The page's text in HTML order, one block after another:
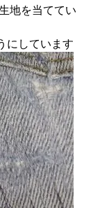
地を当ててい
にしています